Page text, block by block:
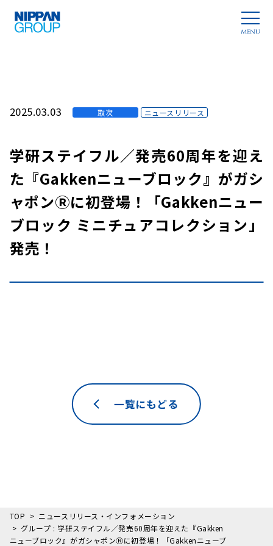
2025.03.03 取次 ニュースリリース
学研ステイフル／発売60周年を迎え
た『Gakkenニューブロック』がガシ
ャポンⓇに初登場！「Gakkenニュー
ブロック ミニチュアコレクション」
発売！
一覧にもどる
TOP
ニュースリリース・インフォメーション
グループ : 学研ステイフル／発売60周年を迎えた『Gakken
ニューブロック』がガシャポンⓇに初登場！「Gakkenニューブ